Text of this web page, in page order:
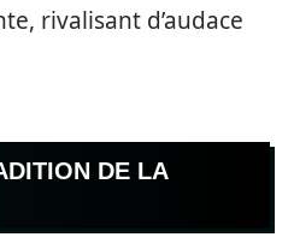
rivalisant d’audace
DE LA